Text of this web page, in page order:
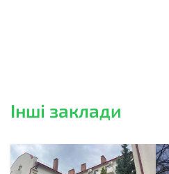
Інші заклади